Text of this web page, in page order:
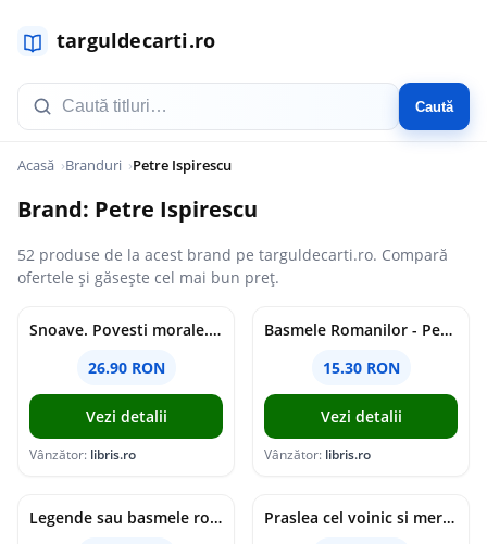
Caută
Acasă Branduri Petre Ispirescu
Brand: Petre Ispirescu
52 produse de la acest brand pe targuldecarti.ro. Compară
ofertele și găsește cel mai bun preț.
Snoave. Povesti morale. Povestiri istorice - Petre Ispirescu
26.90 RON
Vezi detalii
Vânzător: libris.ro
Basmele Romanilor - Petre Ispirescu
15.30 RON
Vezi detalii
Vânzător: libris.ro
Legende sau basmele romanilor - Petre Ispirescu
Praslea cel voinic si merele de aur - Petre Ispirescu